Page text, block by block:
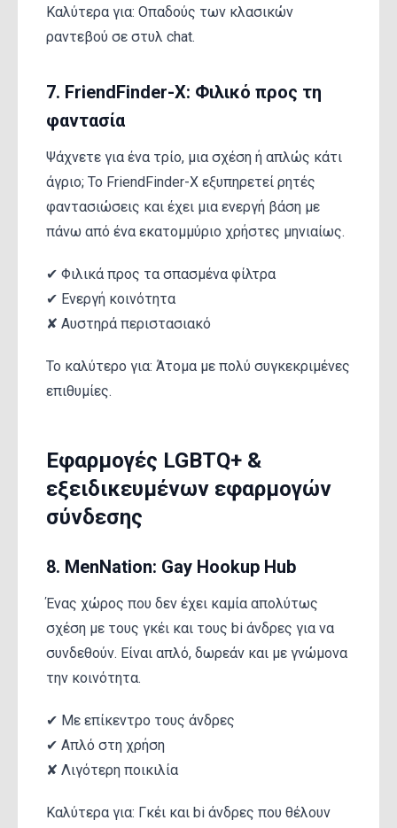
Καλύτερα για: Οπαδούς των κλασικών
ραντεβού σε στυλ chat.
7. FriendFinder-X: Φιλικό προς τη
φαντασία
Ψάχνετε για ένα τρίο, μια σχέση ή απλώς κάτι
άγριο; Το FriendFinder-X εξυπηρετεί ρητές
φαντασιώσεις και έχει μια ενεργή βάση με
πάνω από ένα εκατομμύριο χρήστες μηνιαίως.
✔ Φιλικά προς τα σπασμένα φίλτρα
✔ Ενεργή κοινότητα
✘ Αυστηρά περιστασιακό
Το καλύτερο για: Άτομα με πολύ συγκεκριμένες
επιθυμίες.
Εφαρμογές LGBTQ+ &
εξειδικευμένων εφαρμογών
σύνδεσης
8. MenNation: Gay Hookup Hub
Ένας χώρος που δεν έχει καμία απολύτως
σχέση με τους γκέι και τους bi άνδρες για να
συνδεθούν. Είναι απλό, δωρεάν και με γνώμονα
την κοινότητα.
✔ Με επίκεντρο τους άνδρες
✔ Απλό στη χρήση
✘ Λιγότερη ποικιλία
Καλύτερα για: Γκέι και bi άνδρες που θέλουν